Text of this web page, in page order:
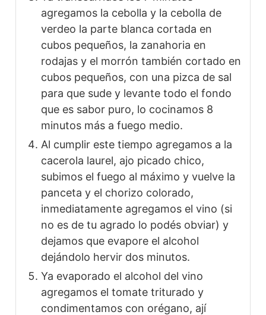
agregamos la cebolla y la cebolla de
verdeo la parte blanca cortada en
cubos pequeños, la zanahoria en
rodajas y el morrón también cortado en
cubos pequeños, con una pizca de sal
para que sude y levante todo el fondo
que es sabor puro, lo cocinamos 8
minutos más a fuego medio.
Al cumplir este tiempo agregamos a la
cacerola laurel, ajo picado chico,
subimos el fuego al máximo y vuelve la
panceta y el chorizo colorado,
inmediatamente agregamos el vino (si
no es de tu agrado lo podés obviar) y
dejamos que evapore el alcohol
dejándolo hervir dos minutos.
Ya evaporado el alcohol del vino
agregamos el tomate triturado y
condimentamos con orégano, ají